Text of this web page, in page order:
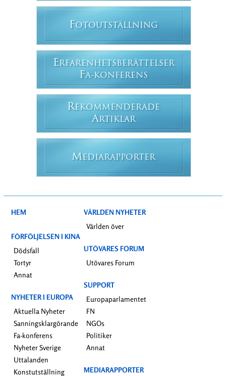
FOTOUTSTÄLLNING
ERFARENHETSBERÄTTELSER
FA-KONFERENS
REKOMMENDERADE
ARTIKLAR
MEDIARAPPORTER
HEM
FÖRFÖLJELSEN I KINA
Dödsfall
Tortyr
Annat
NYHETER I EUROPA
Aktuella Nyheter
Sanningsklargörande
Fa-konferens
Nyheter Sverige
Uttalanden
Konstutställning
VÄRLDEN NYHETER
Världen över
UTÖVARES FORUM
Utövares Forum
SUPPORT
Europaparlamentet
FN
NGOs
Politiker
Annat
MEDIARAPPORTER